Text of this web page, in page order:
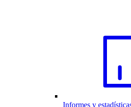
Informes y